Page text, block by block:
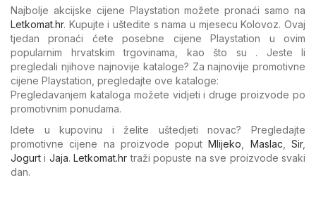
Najbolje akcijske cijene Playstation možete pronaći samo na
Letkomat.hr. Kupujte i uštedite s nama u mjesecu Kolovoz. Ovaj
tjedan pronaći ćete posebne cijene Playstation u ovim
popularnim hrvatskim trgovinama, kao što su . Jeste li
pregledali njihove najnovije kataloge? Za najnovije promotivne
cijene Playstation, pregledajte ove kataloge:
Pregledavanjem kataloga možete vidjeti i druge proizvode po
promotivnim ponudama.
Idete u kupovinu i želite uštedjeti novac? Pregledajte
promotivne cijene na proizvode poputMlijeko Maslac ,Sir,
Jogurt i Jaja.Letkomat.hr traži popuste na sve proizvode svaki
dan.